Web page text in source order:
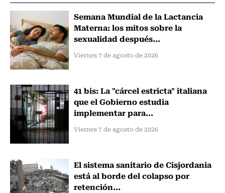
Semana Mundial de la Lactancia
Materna: los mitos sobre la
sexualidad después...
Viernes 7 de agosto de 2026
41 bis: La "cárcel estricta" italiana
que el Gobierno estudia
implementar para...
Viernes 7 de agosto de 2026
El sistema sanitario de Cisjordania
está al borde del colapso por
retención...